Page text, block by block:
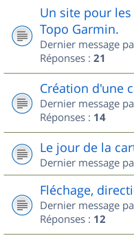
Un site pour
Topo Garmin.
Dernier message
Réponses : 21
Création d'une
Dernier message
Réponses : 14
Le jour de la
Dernier message
Fléchage,
Dernier message
Réponses : 12